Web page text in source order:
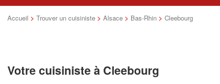
Accueil > Trouver un cuisiniste > Alsace > Bas-Rhin > Cleebourg
Votre cuisiniste à Cleebourg